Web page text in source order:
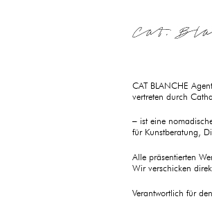
CAT BLANCHE
vertreten durch
– ist eine
für Kunstberatung,
Alle präsentierten
Wir verschicken
Verantwortlich für